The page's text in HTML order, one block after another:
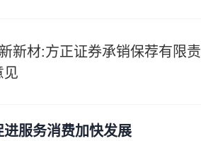
新材:方正证券承销保荐有限
进服务消费加快发展